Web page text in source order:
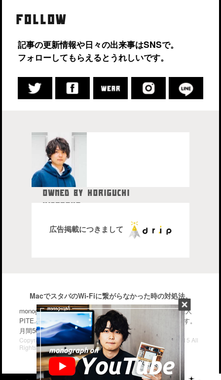
FOLLOW
記事の更新情報や日々の出来事はSNSで。
フォローしてもらえるとうれしいです。
OWNED BY HORIGUCHI
株式会社drip代表取締役社長
広告掲載につきまして
MacでスタバのWi-Fiに繋がらなかった時の対処法。
monographはiPhone・Macなどのガジェットを中心に管理人
PITE.の気になるモノを幅広く紹介するブログメディアです。
月間50〜70万PV。気軽に楽しんで行って下さい。
Copyright© iPhone・Macの情報発信ブログ "monograph" , 2015 All
Rights Reserved.